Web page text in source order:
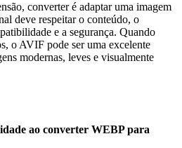
converter é adaptar uma imagem
deve respeitar o conteúdo, o
e a segurança. Quando
o AVIF pode ser uma excelente
modernas, leves e visualmente
ao converter WEBP para